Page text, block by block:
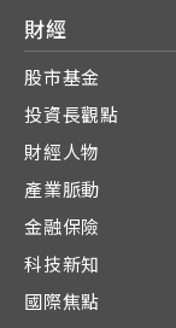
財經
股市基金
投資長觀點
財經人物
產業脈動
金融保險
科技新知
國際焦點